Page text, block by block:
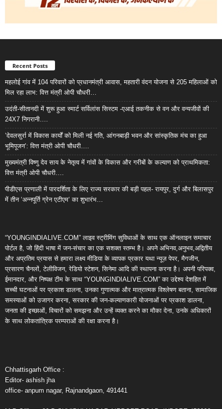
Recent Posts
महलोई गांव में 104 परिवारों को प्रधानमंत्री आवास, महतारी वंदन योजना से 205 महिलाओं को
मिल रहा लाभ: वित्त मंत्री ओपी चौधरी…
उदंती-सीतानदी में शुरू हुआ स्मार्ट सर्विलांस सिस्टम -एआई तकनीक से वन और वन्यजीवों की
24X7 निगरानी….
’देवलसुर्रा में विकास कार्यों को मिली नई गति, आंगनबाड़ी भवन और सांस्कृतिक मंच का हुआ
भूमिपूजन’: वित्त मंत्री ओपी चौधरी….
मुख्यमंत्री विष्णु देव साय के नेतृत्व में गांवों के विकास और गरीबों के कल्याण को प्राथमिकता:
वित्त मंत्री ओपी चौधरी….
पीडीएस प्रणाली में पारदर्शिता के लिए राज्य सरकार की बड़ी पहल- रायपुर, दुर्ग और बिलासपुर
में तीन ‘अन्नपूर्ति ग्रेन एटीएम‘ का शुभारंभ…
“YOUNGINDIALIVE.COM” लाइव स्ट्रीमिंग सुविधाओं के साथ एक ऑनलाइन समाचार
पोर्टल है, जो हिंदी भाषा में जन-संचार का एक सशक्त स्तम्भ है। अपने अभिनव,अनुभव,अद्वितीय
और अप्रतिम प्रयास से हमारा लक्ष्य मीडिया के व्यापक प्रकार यथा न्यूज़ पेपर, मैगजीन,
प्रसारण चैनलों, टेलीविजन, रेडियो स्टेशन, सिनेमा आदि की स्थापना करना है। अपनी परिपक्व,
ईमानदार, और निष्पक्ष टीम के साथ “YOUNGINDIALIVE.COM” का उद्देश्य देशहित में
सच्ची घटनाओं पर प्रकाश डालना, उनका गुणात्मक और मात्रात्मक विश्लेषण बताना, सामाजिक
समस्याओं को उजागर करना, सरकार की जन-कल्याणकारी योजनाओं पर प्रकाश डालना,
जनता की इच्छाओं, विचारों को समझना और उन्हें व्यक्त करने का मौका देना, उनके अधिकारों
के साथ लोकतांत्रिक परम्पराओं की रक्षा करना है।
Chhattisgarh Office :
Editor- ashish jha
office- anpum nagar, Rajnandgaon, 491441